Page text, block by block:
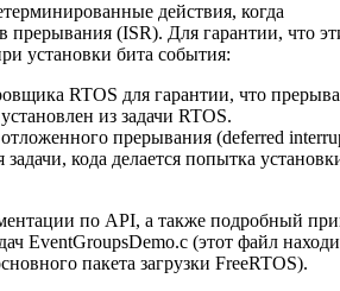
действия, когда
прерывания (ISR). Для гарантии, что
установки бита события:
RTOS для гарантии, что
из задачи RTOS.
прерывания (deferred
кода делается попытка
по API, а также подробный
EventGroupsDemo.c (этот файл
пакета загрузки FreeRTOS).